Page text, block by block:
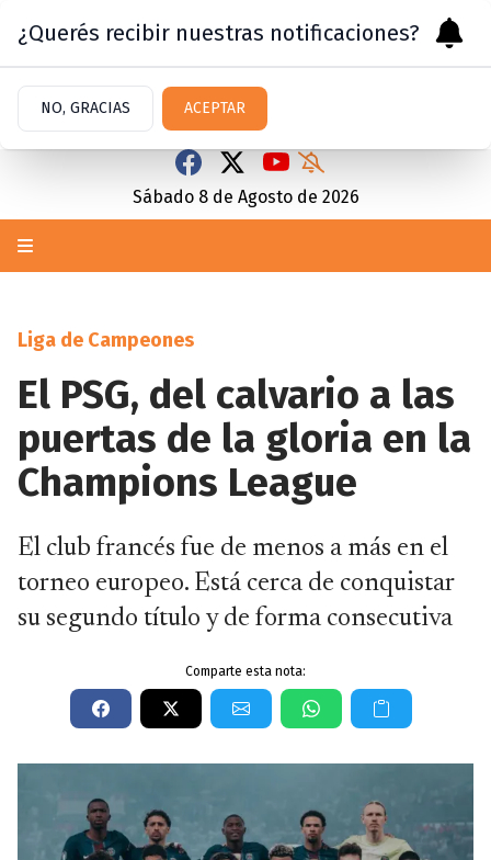
Sábado 8 de Agosto de 2026
Liga de Campeones
El PSG, del calvario a las
puertas de la gloria en la
Champions League
El club francés fue de menos a más en el
torneo europeo. Está cerca de conquistar
su segundo título y de forma consecutiva
Comparte esta nota:
¿Querés recibir nuestras notificaciones?
NO, GRACIAS ACEPTAR